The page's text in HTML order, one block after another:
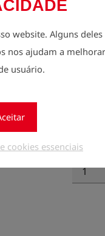
website. Alguns deles
nos ajudam a
usuário.
cookies essenciais
1